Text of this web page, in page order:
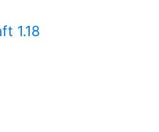
1.18